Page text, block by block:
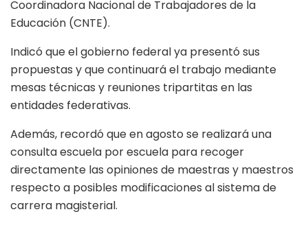
Coordinadora Nacional de Trabajadores de la
Educación (CNTE).
Indicó que el gobierno federal ya presentó sus
propuestas y que continuará el trabajo mediante
mesas técnicas y reuniones tripartitas en las
entidades federativas.
Además, recordó que en agosto se realizará una
consulta escuela por escuela para recoger
directamente las opiniones de maestras y maestros
respecto a posibles modificaciones al sistema de
carrera magisterial.